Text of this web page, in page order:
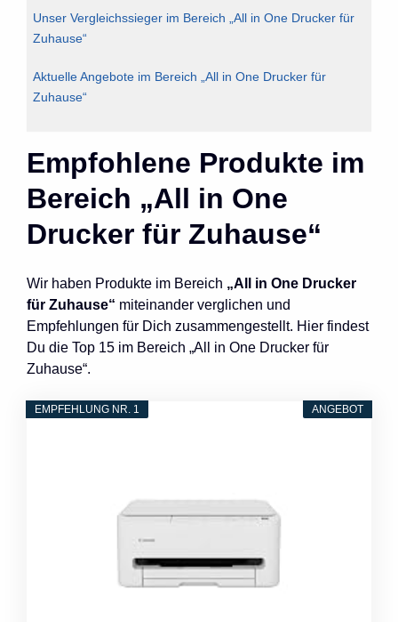
Unser Vergleichssieger im Bereich „All in One Drucker für
Zuhause“
Aktuelle Angebote im Bereich „All in One Drucker für
Zuhause“
Empfohlene Produkte im
Bereich „All in One
Drucker für Zuhause“
Wir haben Produkte im Bereich „All in One Drucker
für Zuhause“ miteinander verglichen und
Empfehlungen für Dich zusammengestellt. Hier findest
Du die Top 15 im Bereich „All in One Drucker für
Zuhause“.
ANGEBOT
EMPFEHLUNG NR. 1